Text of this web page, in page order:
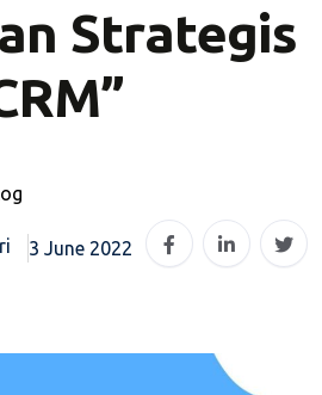
Strategis
3 June 2022